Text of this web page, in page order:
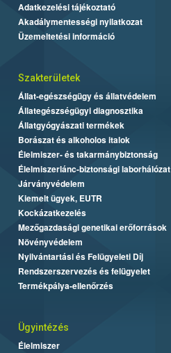
Adatkezelési tájékoztató
Akadálymentességi nyilatkozat
Üzemeltetési információ
Szakterületek
Állat-egészségügy és állatvédelem
Állategészségügyi diagnosztika
Állatgyógyászati termékek
Borászat és alkoholos italok
Élelmiszer- és takarmánybiztonság
Élelmiszerlánc-biztonsági laborhálózat
Járványvédelem
Kiemelt ügyek, EUTR
Kockázatkezelés
Mezőgazdasági genetikai erőforrások
Növényvédelem
Nyilvántartási és Felügyeleti Díj
Rendszerszervezés és felügyelet
Termékpálya-ellenőrzés
Ügyintézés
Élelmiszer